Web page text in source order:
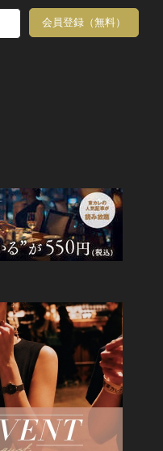
会員登録（無料）